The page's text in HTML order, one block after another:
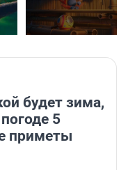
будет зима,
5
приметы